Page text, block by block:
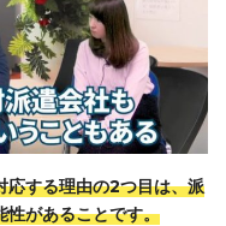
応する理由の2つ目は、派
性があることです。